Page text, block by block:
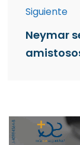
Siguiente
Neymar